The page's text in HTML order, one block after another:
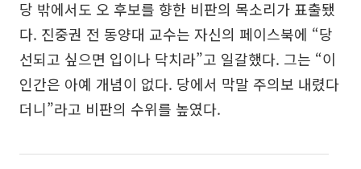
당 밖에서도 오 후보를 향한 비판의 목소리가 표출됐
다. 진중권 전 동양대 교수는 자신의 페이스북에 “당
선되고 싶으면 입이나 닥치라”고 일갈했다. 그는 “이
인간은 아예 개념이 없다. 당에서 막말 주의보 내렸다
더니”라고 비판의 수위를 높였다.